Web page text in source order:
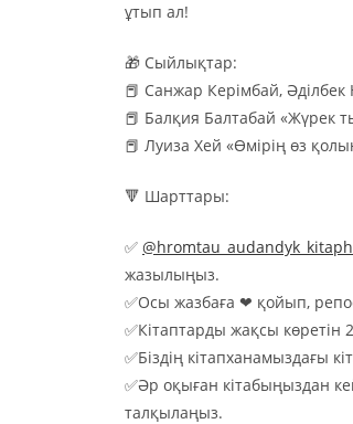
ұтып ал!
🎁 Сыйлықтар:
📕 Санжар Керімбай, Әділбек
📕 Балқия Балтабай «Жүрек
📕 Луиза Хей «Өмірің өз
🔻 Шарттары:
✅
жазылыңыз.
✅Осы жазбаға ❤ қойып,
✅Кітаптарды жақсы көретін
✅Біздің кітапханамыздағы
✅Әр оқыған кітабыңыздан
талқылаңыз.